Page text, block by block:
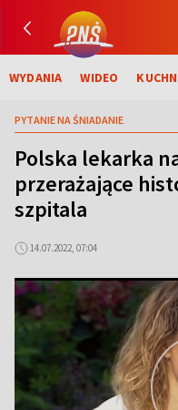
WYDANIA WIDEO
PYTANIE NA ŚNIADANIE
Polska lekarka
przerażające
szpitala
14.07.2022, 07:04